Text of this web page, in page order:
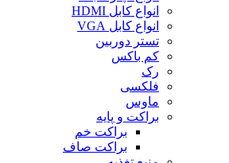
انواع کابل HDMI
انواع کابل VGA
تستر دوربین
کم باکس
رک
فلکسی
ماوس
براکت و پایه
براکت خم
براکت صاف